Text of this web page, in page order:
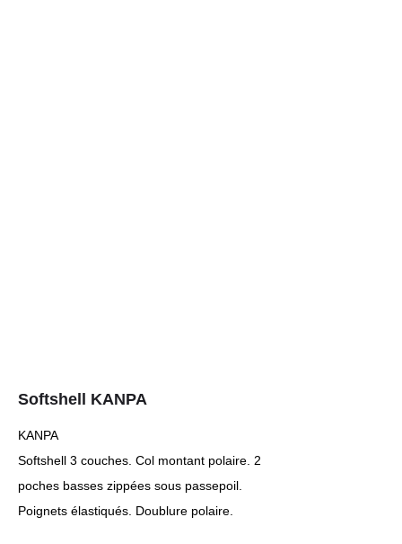
Softshell KANPA
KANPA
Softshell 3 couches. Col montant polaire. 2
poches basses zippées sous passepoil.
Poignets élastiqués. Doublure polaire.